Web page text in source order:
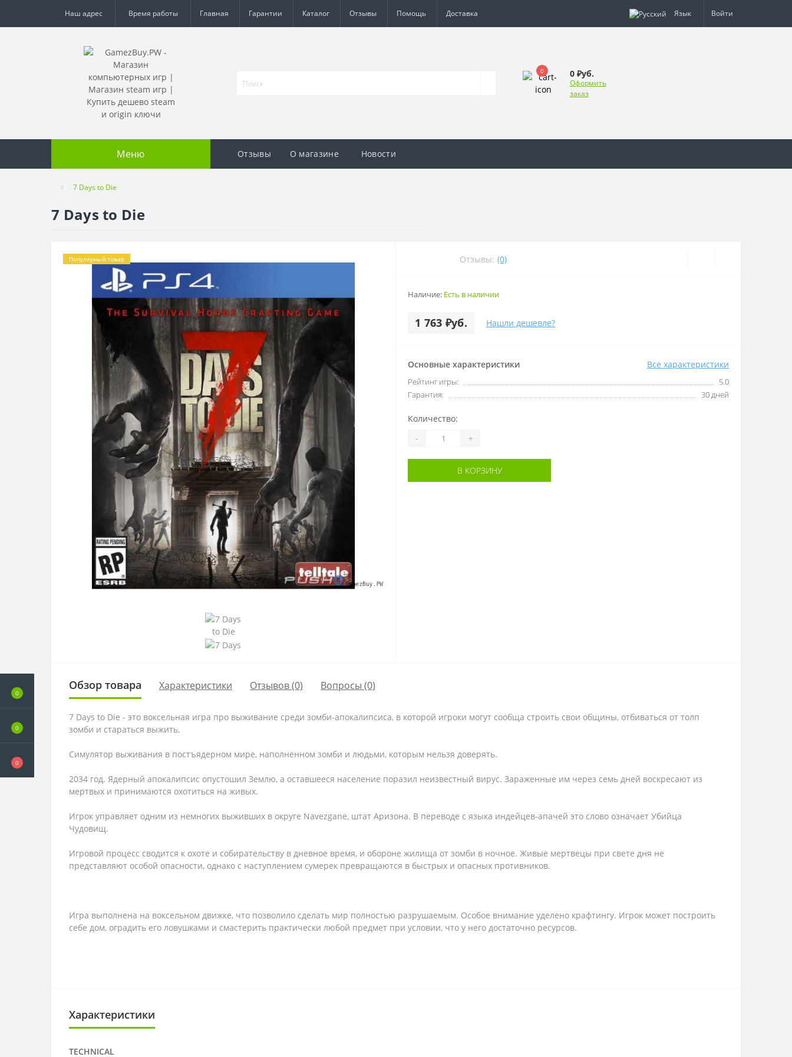
0
0
0
Наш адрес Время работы Главная Гарантии Каталог Отзывы Помощь Доставка Язык Войти
0 0 ₽уб.
Оформить
заказ
Меню Отзывы О магазине Новости
7 Days to Die
7 Days to Die
Популярный товар Отзывы: (0)
Наличие: Есть в наличии
1 763 ₽уб. Нашли дешевле?
Основные характеристики Все характеристики
Рейтинг игры:
5.0
Гарантия:
30 дней
Количество:
- +
В КОРЗИНУ
Обзор товара Характеристики Отзывов (0) Вопросы (0)
7 Days to Die - это воксельная игра про выживание среди зомби-апокалипсиса, в которой игроки могут сообща строить свои общины, отбиваться от толп
зомби и стараться выжить.
Симулятор выживания в постъядерном мире, наполненном зомби и людьми, которым нельзя доверять.
2034 год. Ядерный апокалипсис опустошил Землю, а оставшееся население поразил неизвестный вирус. Зараженные им через семь дней воскресают из
мертвых и принимаются охотиться на живых.
Игрок управляет одним из немногих выживших в округе Navezgane, штат Аризона. В переводе с языка индейцев-апачей это слово означает Убийца
Чудовищ.
Игровой процесс сводится к охоте и собирательству в дневное время, и обороне жилища от зомби в ночное. Живые мертвецы при свете дня не
представляют особой опасности, однако с наступлением сумерек превращаются в быстрых и опасных противников.
Игра выполнена на воксельном движке, что позволило сделать мир полностью разрушаемым. Особое внимание уделено крафтингу. Игрок может построить
себе дом, оградить его ловушками и смастерить практически любой предмет при условии, что у него достаточно ресурсов.
Характеристики
TECHNICAL